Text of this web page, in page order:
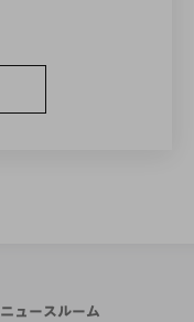
ニュースルーム